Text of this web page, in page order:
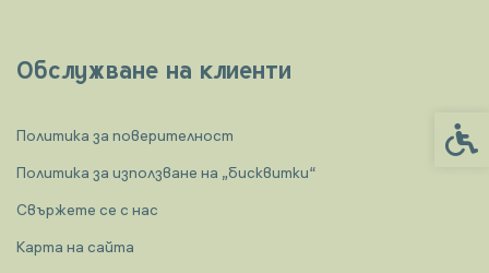
Обслужване на клиенти
Политика за поверителност
Политика за използване на „бисквитки“
Свържете се с нас
Карта на сайта